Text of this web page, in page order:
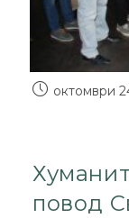
октомври
повод